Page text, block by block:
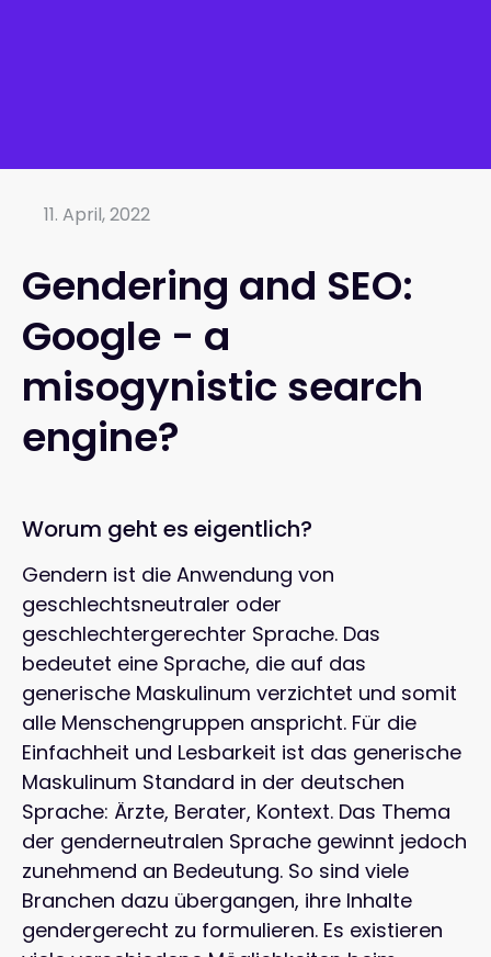
11. April, 2022
Gendering and SEO:
Google - a
misogynistic search
engine?
Worum geht es eigentlich?
Gendern ist die Anwendung von
geschlechtsneutraler oder
geschlechtergerechter Sprache. Das
bedeutet eine Sprache, die auf das
generische Maskulinum verzichtet und somit
alle Menschengruppen anspricht. Für die
Einfachheit und Lesbarkeit ist das generische
Maskulinum Standard in der deutschen
Sprache: Ärzte, Berater, Kontext. Das Thema
der genderneutralen Sprache gewinnt jedoch
zunehmend an Bedeutung. So sind viele
Branchen dazu übergangen, ihre Inhalte
gendergerecht zu formulieren. Es existieren